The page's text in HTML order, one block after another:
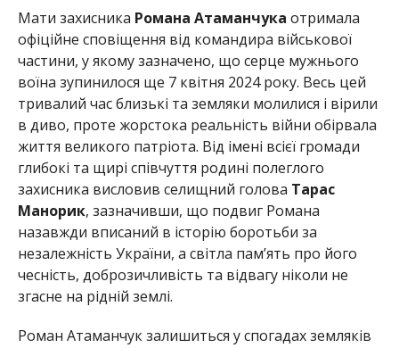
Мати захисника Романа Атаманчука отримала
офіційне сповіщення від командира військової
частини, у якому зазначено, що серце мужнього
воїна зупинилося ще 7 квітня 2024 року. Весь цей
тривалий час близькі та земляки молилися і вірили
в диво, проте жорстока реальність війни обірвала
життя великого патріота. Від імені всієї громади
глибокі та щирі співчуття родині полеглого
захисника висловив селищний голова Тарас
Манорик, зазначивши, що подвиг Романа
назавжди вписаний в історію боротьби за
незалежність України, а світла пам’ять про його
чесність, доброзичливість та відвагу ніколи не
згасне на рідній землі.
Роман Атаманчук залишиться у спогадах земляків